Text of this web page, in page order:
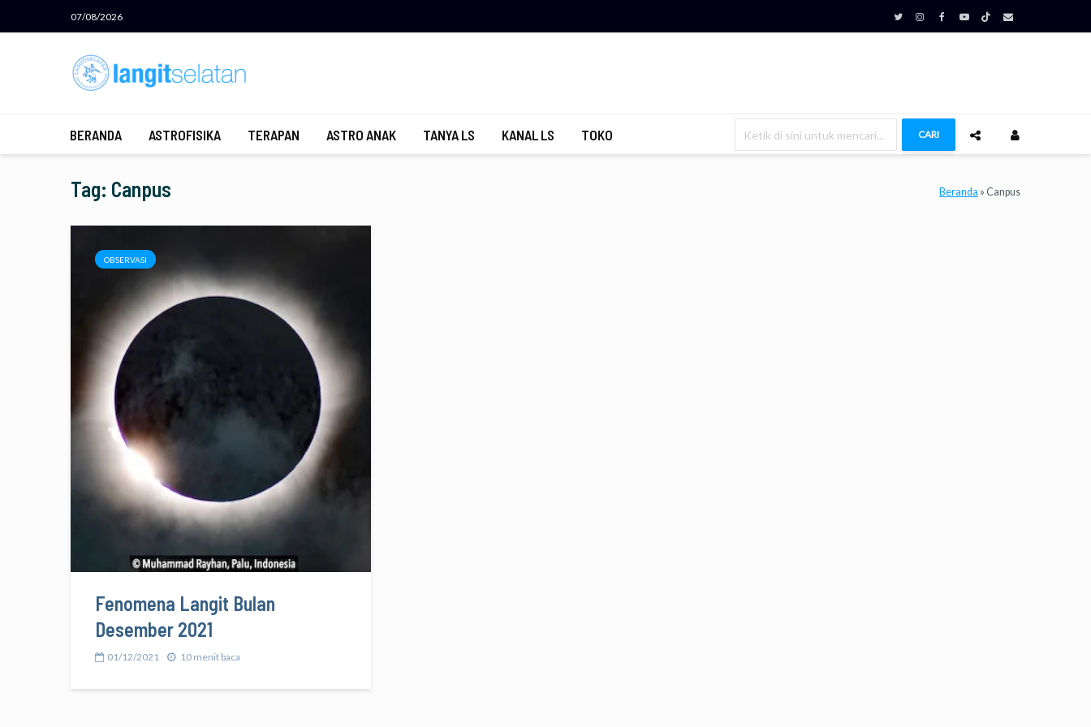
07/08/2026
BERANDA ASTROFISIKA TERAPAN ASTRO ANAK TANYA LS KANAL LS TOKO CARI
Tag: Canpus Beranda » Canpus
OBSERVASI
Fenomena Langit Bulan
Desember 2021
01/12/2021 10 menit baca